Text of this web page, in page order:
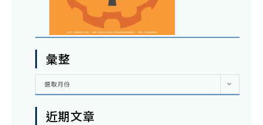
彙整
彙
選取月份
近期文章